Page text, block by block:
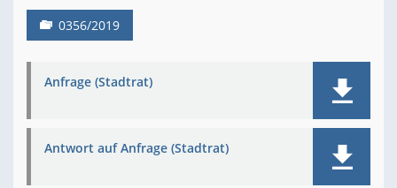
0356/2019
Anfrage (Stadtrat)
Antwort auf Anfrage (Stadtrat)